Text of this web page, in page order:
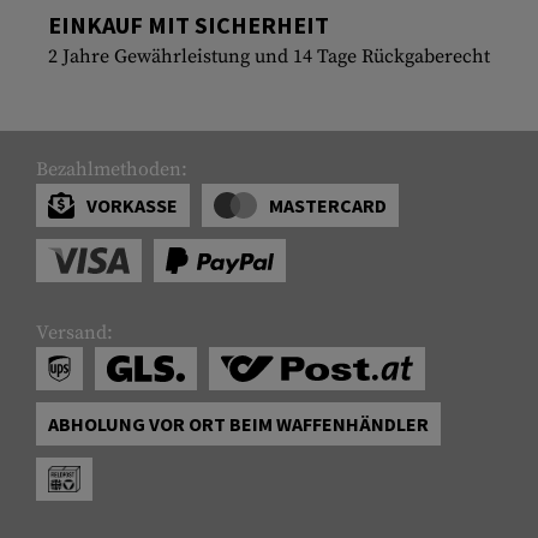
EINKAUF MIT SICHERHEIT
2 Jahre Gewährleistung und 14 Tage Rückgaberecht
Bezahlmethoden:
VORKASSE
MASTERCARD
Versand:
ABHOLUNG VOR ORT BEIM WAFFENHÄNDLER